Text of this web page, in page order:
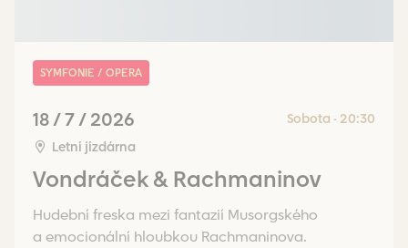
Vondráček & Rachmaninov
Hudební freska mezi fantazií Musorgského
a emocionální hloubkou Rachmaninova.
SYMFONIE / OPERA
18 / 7 / 2026
Sobota - 20:30
Letní jízdárna